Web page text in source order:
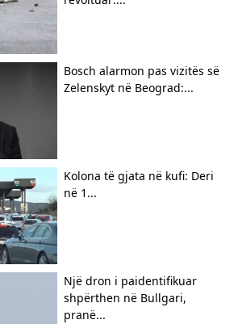
Bosch alarmon pas vizitës së
Zelenskyt në Beograd:...
Kolona të gjata në kufi: Deri
në 1...
Një dron i paidentifikuar
shpërthen në Bullgari,
pranë...